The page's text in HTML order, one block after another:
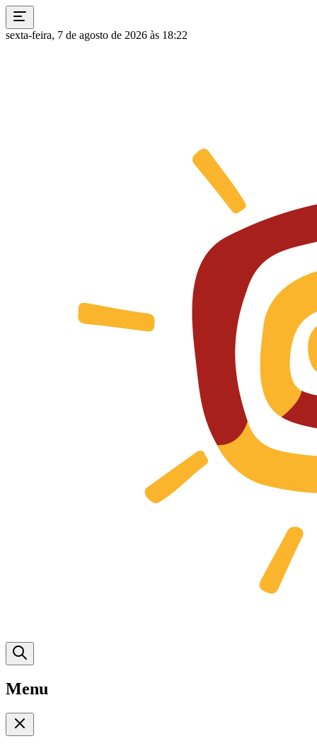
sexta-feira, 7 de agosto de 2026 às 18:22
Menu